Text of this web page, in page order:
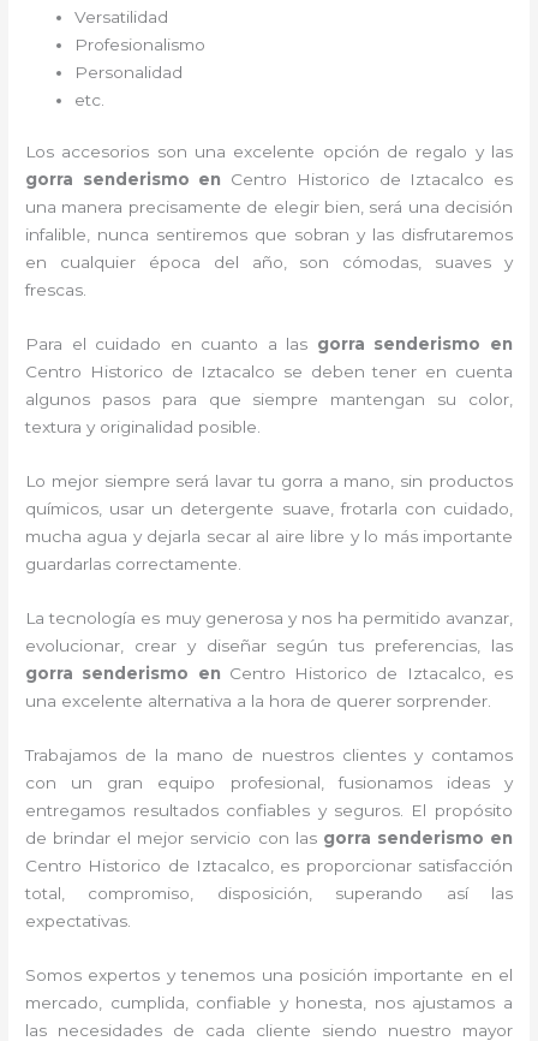
Versatilidad
Profesionalismo
Personalidad
etc.
Los accesorios son una excelente opción de regalo y las
gorra senderismo en Centro Historico de Iztacalco es
una manera precisamente de elegir bien, será una decisión
infalible, nunca sentiremos que sobran y las disfrutaremos
en cualquier época del año, son cómodas, suaves y
frescas.
Para el cuidado en cuanto a las gorra senderismo en
Centro Historico de Iztacalco se deben tener en cuenta
algunos pasos para que siempre mantengan su color,
textura y originalidad posible.
Lo mejor siempre será lavar tu gorra a mano, sin productos
químicos, usar un detergente suave, frotarla con cuidado,
mucha agua y dejarla secar al aire libre y lo más importante
guardarlas correctamente.
La tecnología es muy generosa y nos ha permitido avanzar,
evolucionar, crear y diseñar según tus preferencias, las
gorra senderismo en Centro Historico de Iztacalco, es
una excelente alternativa a la hora de querer sorprender.
Trabajamos de la mano de nuestros clientes y contamos
con un gran equipo profesional, fusionamos ideas y
entregamos resultados confiables y seguros. El propósito
de brindar el mejor servicio con las gorra senderismo en
Centro Historico de Iztacalco, es proporcionar satisfacción
total, compromiso, disposición, superando así las
expectativas.
Somos expertos y tenemos una posición importante en el
mercado, cumplida, confiable y honesta, nos ajustamos a
las necesidades de cada cliente siendo nuestro mayor